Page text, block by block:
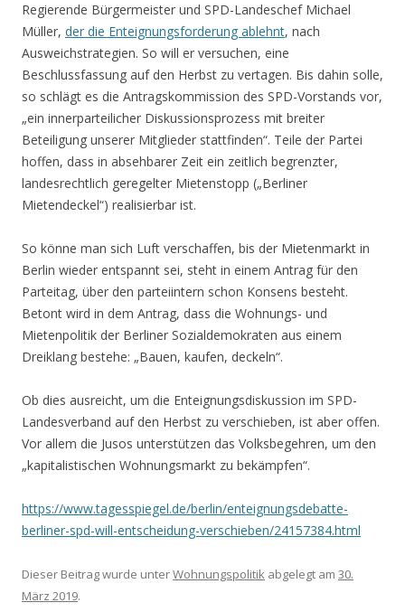
Regierende Bürgermeister und SPD-Landeschef Michael
Müller, der die Enteignungsforderung ablehnt, nach
Ausweichstrategien. So will er versuchen, eine
Beschlussfassung auf den Herbst zu vertagen. Bis dahin solle,
so schlägt es die Antragskommission des SPD-Vorstands vor,
„ein innerparteilicher Diskussionsprozess mit breiter
Beteiligung unserer Mitglieder stattfinden“. Teile der Partei
hoffen, dass in absehbarer Zeit ein zeitlich begrenzter,
landesrechtlich geregelter Mietenstopp („Berliner
Mietendeckel“) realisierbar ist.
So könne man sich Luft verschaffen, bis der Mietenmarkt in
Berlin wieder entspannt sei, steht in einem Antrag für den
Parteitag, über den parteiintern schon Konsens besteht.
Betont wird in dem Antrag, dass die Wohnungs- und
Mietenpolitik der Berliner Sozialdemokraten aus einem
Dreiklang bestehe: „Bauen, kaufen, deckeln“.
Ob dies ausreicht, um die Enteignungsdiskussion im SPD-
Landesverband auf den Herbst zu verschieben, ist aber offen.
Vor allem die Jusos unterstützen das Volksbegehren, um den
„kapitalistischen Wohnungsmarkt zu bekämpfen“.
https://www.tagesspiegel.de/berlin/enteignungsdebatte-
berliner-spd-will-entscheidung-verschieben/24157384.html
Dieser Beitrag wurde unterWohnungspolitik abgelegt am 30.
März 2019.